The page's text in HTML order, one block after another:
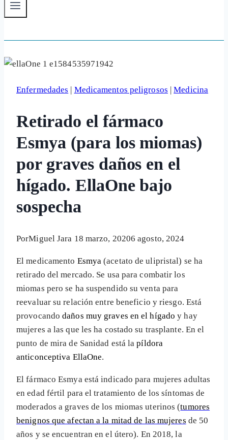
Enfermedades | Medicamentos peligrosos |Medicina
Retirado el fármaco
Esmya (para los miomas)
por graves daños en el
hígado. EllaOne bajo
sospecha
PorMiguel Jara 18 marzo, 20206 agosto, 2024
El medicamento Esmya (acetato de ulipristal) se ha
retirado del mercado. Se usa para combatir los
miomas pero se ha suspendido su venta para
reevaluar su relación entre beneficio y riesgo. Está
provocandodaños muy graves en el hígado y hay
mujeres a las que les ha costado su trasplante. En el
punto de mira de Sanidad está lapíldora
anticonceptiva EllaOne.
El fármaco Esmya está indicado para mujeres adultas
en edad fértil para el tratamiento de los síntomas de
moderados a graves de los miomas uterinos (tumores
benignos que afectan a la mitad de las mujeres de 50
años y se encuentran en el útero). En 2018, la